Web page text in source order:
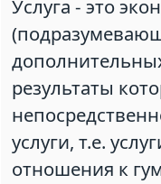
Услуга - это
результаты
услуги, т.е.
отношения к